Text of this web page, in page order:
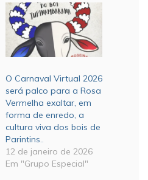
O Carnaval Virtual 2026
será palco para a Rosa
Vermelha exaltar, em
forma de enredo, a
cultura viva dos bois de
Parintins..
12 de janeiro de 2026
Em "Grupo Especial"